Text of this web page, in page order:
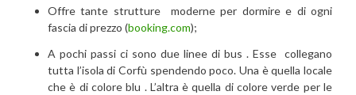
Offre tante strutture moderne per dormire e di ogni
fascia di prezzo (booking.com);
A pochi passi ci sono due linee di bus . Esse collegano
tutta l’isola di Corfù spendendo poco. Una è quella locale
che è di colore blu . L’altra è quella di colore verde per le